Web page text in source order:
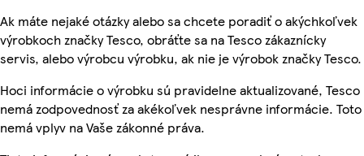
Ak máte nejaké otázky alebo sa chcete poradiť o akýchkoľvek
výrobkoch značky Tesco, obráťte sa na Tesco zákaznícky
servis, alebo výrobcu výrobku, ak nie je výrobok značky Tesco.
Hoci informácie o výrobku sú pravidelne aktualizované, Tesco
nemá zodpovednosť za akékoľvek nesprávne informácie. Toto
nemá vplyv na Vaše zákonné práva.